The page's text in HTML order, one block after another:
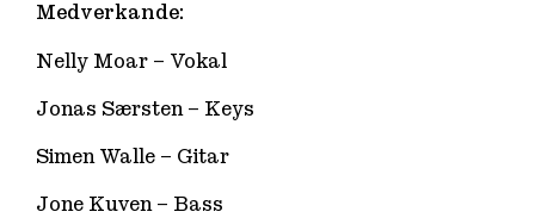
Medverkande:
Nelly Moar – Vokal
Jonas Særsten – Keys
Simen Walle – Gitar
Jone Kuven – Bass